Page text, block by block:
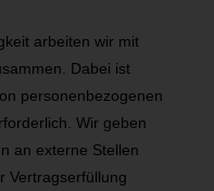
arbeiten wir mit
Dabei ist
personenbezogenen
Wir geben
an externe Stellen
Vertragserfüllung